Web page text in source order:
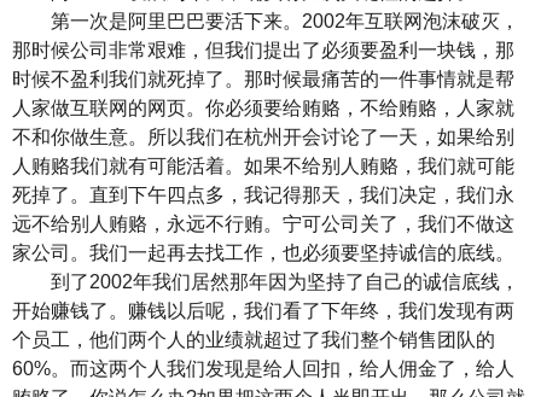
第一次是阿里巴巴要活下来。2002年互联网泡沫破灭，
那时候公司非常艰难，但我们提出了必须要盈利一块钱，那
时候不盈利我们就死掉了。那时候最痛苦的一件事情就是帮
人家做互联网的网页。你必须要给贿赂，不给贿赂，人家就
不和你做生意。所以我们在杭州开会讨论了一天，如果给别
人贿赂我们就有可能活着。如果不给别人贿赂，我们就可能
死掉了。直到下午四点多，我记得那天，我们决定，我们永
远不给别人贿赂，永远不行贿。宁可公司关了，我们不做这
家公司。我们一起再去找工作，也必须要坚持诚信的底线。
到了2002年我们居然那年因为坚持了自己的诚信底线，
开始赚钱了。赚钱以后呢，我们看了下年终，我们发现有两
个员工，他们两个人的业绩就超过了我们整个销售团队的
60%。而这两个人我们发现是给人回扣，给人佣金了，给人